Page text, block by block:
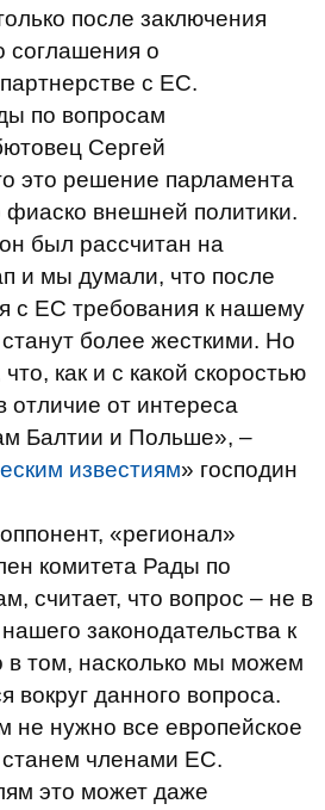
после заключения
соглашения о
с ЕС.
по вопросам
Сергей
это решение парламента
фиаско внешней политики.
был рассчитан на
и мы думали, что после
с ЕС требования к нашему
более жесткими. Но
как и с какой скоростью
от интереса
Балтии и Польше», –
известиям» господин
«регионал»
комитета Рады по
считает, что вопрос – не в
законодательства к
том, насколько мы можем
вокруг данного вопроса.
не нужно все европейское
членами ЕС.
это может даже